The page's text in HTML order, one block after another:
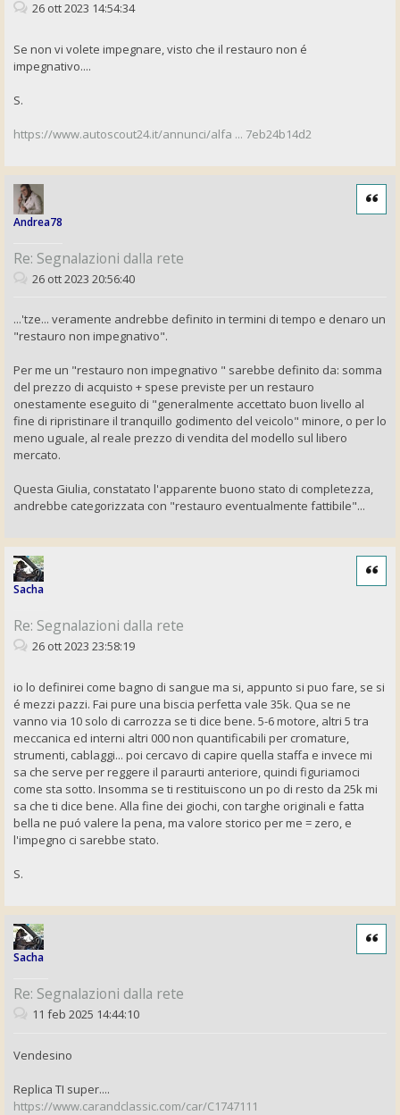
26 ott 2023 14:54:34
Se non vi volete impegnare, visto che il restauro non é
impegnativo....
S.
https://www.autoscout24.it/annunci/alfa ... 7eb24b14d2
Andrea78
Re: Segnalazioni dalla rete
Cita
26 ott 2023 20:56:40
...'tze... veramente andrebbe definito in termini di tempo e denaro un
"restauro non impegnativo".
Per me un "restauro non impegnativo " sarebbe definito da: somma
del prezzo di acquisto + spese previste per un restauro
onestamente eseguito di "generalmente accettato buon livello al
fine di ripristinare il tranquillo godimento del veicolo" minore, o per lo
meno uguale, al reale prezzo di vendita del modello sul libero
mercato.
Questa Giulia, constatato l'apparente buono stato di completezza,
andrebbe categorizzata con "restauro eventualmente fattibile"...
Sacha
Re: Segnalazioni dalla rete
Cita
26 ott 2023 23:58:19
io lo definirei come bagno di sangue ma si, appunto si puo fare, se si
é mezzi pazzi. Fai pure una biscia perfetta vale 35k. Qua se ne
vanno via 10 solo di carrozza se ti dice bene. 5-6 motore, altri 5 tra
meccanica ed interni altri 000 non quantificabili per cromature,
strumenti, cablaggi... poi cercavo di capire quella staffa e invece mi
sa che serve per reggere il paraurti anteriore, quindi figuriamoci
come sta sotto. Insomma se ti restituiscono un po di resto da 25k mi
sa che ti dice bene. Alla fine dei giochi, con targhe originali e fatta
bella ne puó valere la pena, ma valore storico per me = zero, e
l'impegno ci sarebbe stato.
S.
Sacha
Re: Segnalazioni dalla rete
Cita
11 feb 2025 14:44:10
Vendesino
Replica TI super....
https://www.carandclassic.com/car/C1747111